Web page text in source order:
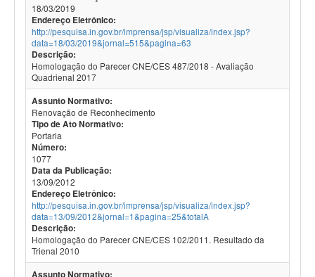
18/03/2019
Endereço Eletrônico:
http://pesquisa.in.gov.br/imprensa/jsp/visualiza/index.jsp?
data=18/03/2019&jornal=515&pagina=63
Descrição:
Homologação do Parecer CNE/CES 487/2018 - Avaliação
Quadrienal 2017
Assunto Normativo:
Renovação de Reconhecimento
Tipo de Ato Normativo:
Portaria
Número:
1077
Data da Publicação:
13/09/2012
Endereço Eletrônico:
http://pesquisa.in.gov.br/imprensa/jsp/visualiza/index.jsp?
data=13/09/2012&jornal=1&pagina=25&totalA
Descrição:
Homologação do Parecer CNE/CES 102/2011. Resultado da
Trienal 2010
Assunto Normativo: